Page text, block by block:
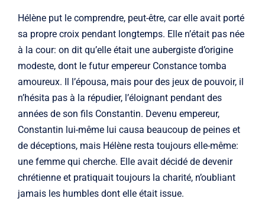
Hélène put le comprendre, peut-être, car elle avait porté
sa propre croix pendant longtemps. Elle n’était pas née
à la cour: on dit qu’elle était une aubergiste d’origine
modeste, dont le futur empereur Constance tomba
amoureux. Il l’épousa, mais pour des jeux de pouvoir, il
n’hésita pas à la répudier, l’éloignant pendant des
années de son fils Constantin. Devenu empereur,
Constantin lui-même lui causa beaucoup de peines et
de déceptions, mais Hélène resta toujours elle-même:
une femme qui cherche. Elle avait décidé de devenir
chrétienne et pratiquait toujours la charité, n’oubliant
jamais les humbles dont elle était issue.